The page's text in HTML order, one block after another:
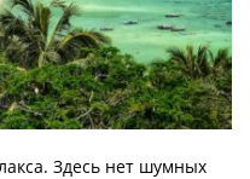
Здесь нет шумных